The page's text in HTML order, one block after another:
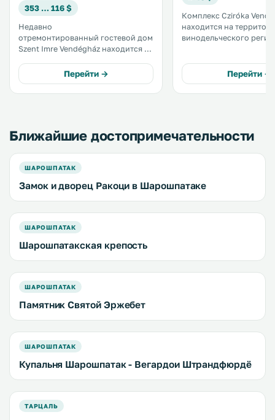
353 … 116 $
Недавно
отремонтированный гостевой дом
Szent Imre Vendégház находится в
подножия горы Токай. К услугам
гостей полностью оборудованная
общая кухня. .
Перейти →
Комплекс Cziróka
находится на
винодельческого
студио с собственной
бесплатным WiFi, а
террасой и
Перейти →
Ближайшие достопримечательности
ШАРОШПАТАК
Замок и дворец Ракоци в Шарошпатаке
ШАРОШПАТАК
Шарошпатакская крепость
ШАРОШПАТАК
Памятник Святой Эржебет
ШАРОШПАТАК
Купальня Шарошпатак - Вегардои Штрандфюрдё
ТАРЦАЛЬ